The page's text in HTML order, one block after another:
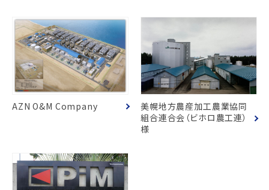
AZN O&M Company
美幌地方農産加工農業協同
組合連合会（ビホロ農工連）
様